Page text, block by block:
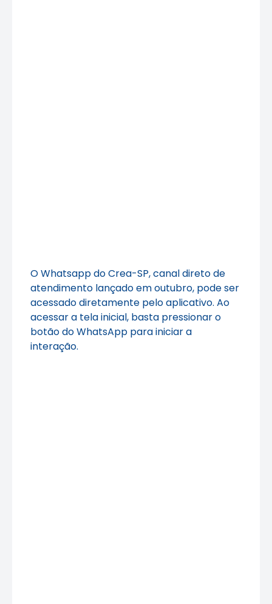
O Whatsapp do Crea-SP, canal direto de
atendimento lançado em outubro, pode ser
acessado diretamente pelo aplicativo. Ao
acessar a tela inicial, basta pressionar o
botão do WhatsApp para iniciar a
interação.